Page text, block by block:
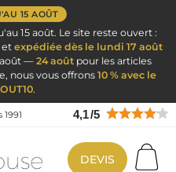
15 AOÛT
15 août. Le site reste ouvert :
et expédiée dès le lundi 17 août
août —24 aoûtpour les articles
nous vous offrons 10 % avec le
.
4,1/5
DEVIS
Accueil & Hôtelier
Gilet